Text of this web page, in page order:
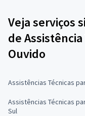
Veja serviços
de
Ouvido
Assistências Técnicas
Assistências Técnicas
Sul